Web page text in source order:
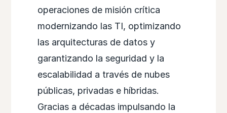
operaciones de misión crítica
modernizando las TI, optimizando
las arquitecturas de datos y
garantizando la seguridad y la
escalabilidad a través de nubes
públicas, privadas e híbridas.
Gracias a décadas impulsando la